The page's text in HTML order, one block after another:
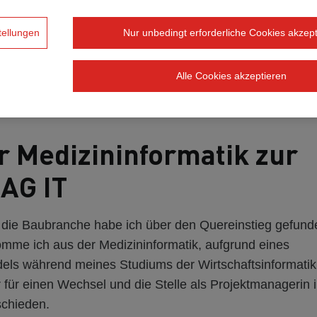
Medizininformatik zur
IT
Baubranche habe ich über den Quereinstieg
ich aus der Medizininformatik, aufgrund eines
während meines Studiums der
einen Wechsel und die Stelle als Projektmanagerin
Nur unbedingt erforderliche Cookies
Alle Cookies akzeptieren